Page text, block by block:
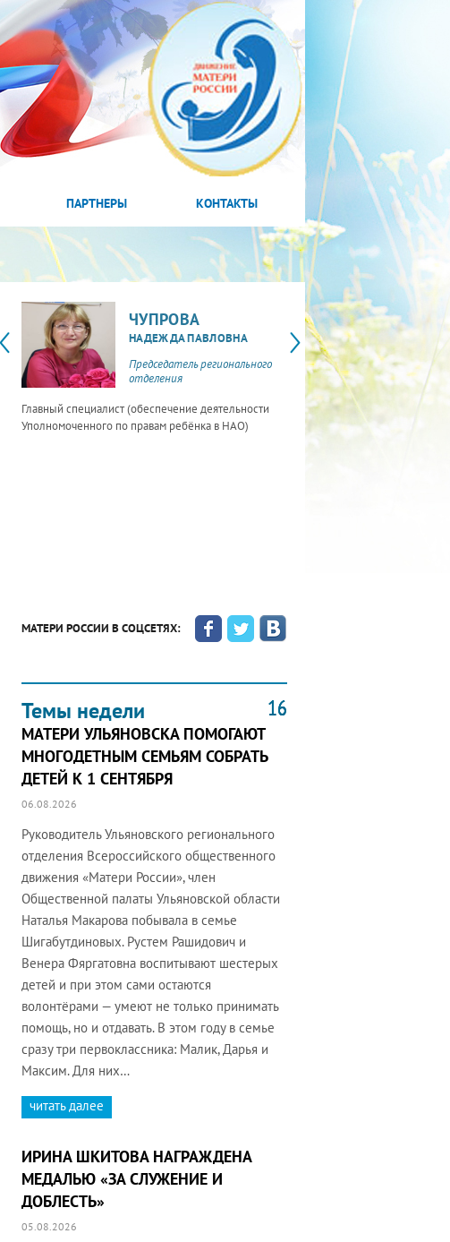
ПАРТНЕРЫ КОНТАКТЫ
ЧУПРОВА
НАДЕЖДА ПАВЛОВНА
Председатель регионального
отделения
Главный специалист (обеспечение деятельности
Уполномоченного по правам ребёнка в НАО)
МАТЕРИ РОССИИ В СОЦСЕТЯХ:
Темы недели 16
МАТЕРИ УЛЬЯНОВСКА ПОМОГАЮТ
МНОГОДЕТНЫМ СЕМЬЯМ СОБРАТЬ
ДЕТЕЙ К 1 СЕНТЯБРЯ
06.08.2026
Руководитель Ульяновского регионального
отделения Всероссийского общественного
движения «Матери России», член
Общественной палаты Ульяновской области
Наталья Макарова побывала в семье
Шигабутдиновых. Рустем Рашидович и
Венера Фяргатовна воспитывают шестерых
детей и при этом сами остаются
волонтёрами — умеют не только принимать
помощь, но и отдавать. В этом году в семье
сразу три первоклассника: Малик, Дарья и
Максим. Для них…
читать далее
16
ИРИНА ШКИТОВА НАГРАЖДЕНА
МЕДАЛЬЮ «ЗА СЛУЖЕНИЕ И
ДОБЛЕСТЬ»
05.08.2026
16